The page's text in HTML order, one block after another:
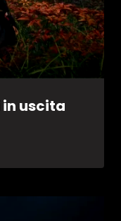
in uscita